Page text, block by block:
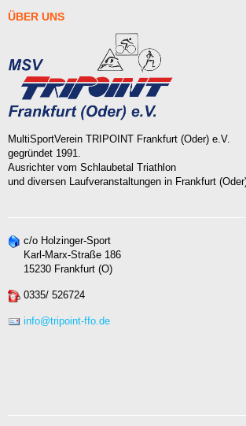
ÜBER UNS
MultiSportVerein TRIPOINT Frankfurt (Oder) e.V.
gegründet 1991.
Ausrichter vom Schlaubetal Triathlon
und diversen Laufveranstaltungen in Frankfurt
c/o Holzinger-Sport
Karl-Marx-Straße 186
15230 Frankfurt (O)
0335/ 526724
info@tripoint-ffo.de